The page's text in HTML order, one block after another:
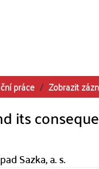
práce Zobrazit
Sazka, a. s.